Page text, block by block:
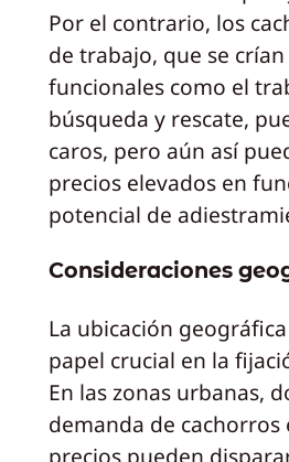
Por el contrario, los
de trabajo, que se
funcionales como el
búsqueda y rescate,
caros, pero aún así
precios elevados en
potencial de
Consideraciones
La ubicación
papel crucial en la
En las zonas urbanas,
demanda de cachorros
precios pueden